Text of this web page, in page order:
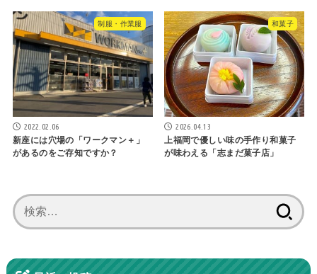
制服・作業服
2022.02.06
新座には穴場の「ワークマン＋」
があるのをご存知ですか？
和菓子
2026.04.13
上福岡で優しい味の手作り和菓子
が味わえる「志まだ菓子店」
索: